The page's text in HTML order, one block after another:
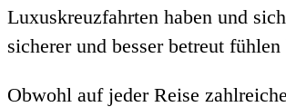
Luxuskreuzfahrten haben und
sicherer und besser betreut fühlen
Obwohl auf jeder Reise zahlreiche